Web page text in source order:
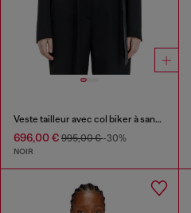
Veste tailleur avec col biker à sangle
696,00 € 995,00 €-30%
NOIR